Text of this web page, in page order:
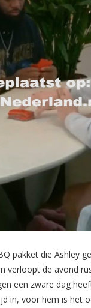
pakket die Ashley
de avond
een zware dag
in, voor hem is het